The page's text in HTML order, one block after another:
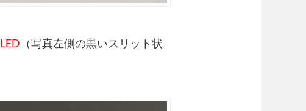
LED （写真左側の黒いスリット状